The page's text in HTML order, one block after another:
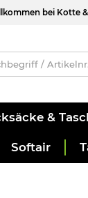
bei Kotte
&
Softair